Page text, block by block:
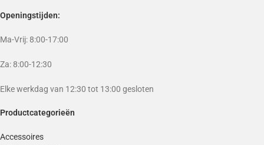
Openingstijden:
Ma-Vrij: 8:00-17:00
Za: 8:00-12:30
Elke werkdag van 12:30 tot 13:00 gesloten
Productcategorieën
Accessoires